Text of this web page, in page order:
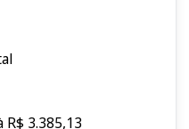
R$ 3.385,13